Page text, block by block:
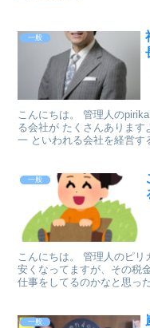
一般
こんにちは。 管理人の
る会社が たくさんありま
一 といわれる会社を経営
一般
こんにちは。 管理人のピ
安くなってますが、その税
仕事をしてるのかなと思っ
一般